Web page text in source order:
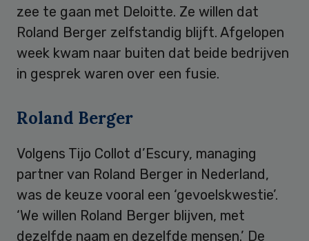
zee te gaan met Deloitte. Ze willen dat
Roland Berger zelfstandig blijft. Afgelopen
week kwam naar buiten dat beide bedrijven
in gesprek waren over een fusie.
Roland Berger
Volgens Tijo Collot d’Escury, managing
partner van Roland Berger in Nederland,
was de keuze vooral een ‘gevoelskwestie’.
‘We willen Roland Berger blijven, met
dezelfde naam en dezelfde mensen.’ De